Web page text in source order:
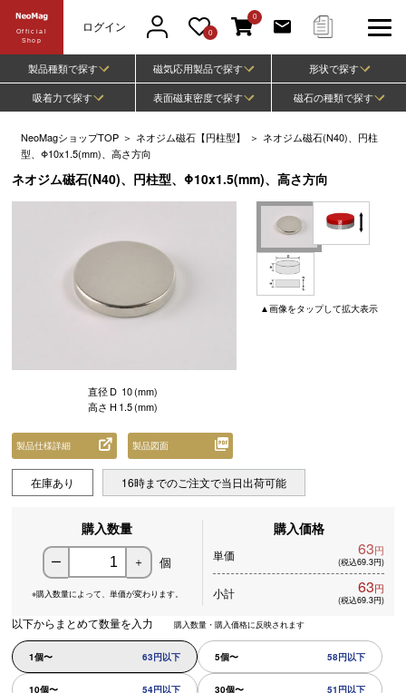
Official
Shop
ログイン 0
0
製品種類で探す 磁気応用製品で探す
形状で探す
吸着力で探す
表面磁束密度で探す 磁石の種類で探す
NeoMagショップTOP ＞ ネオジム磁石【円柱型】 ＞ ネオジム磁石(N40)、円柱
型、Φ10x1.5(mm)、高さ方向
ネオジム磁石(N40)、円柱型、Φ10x1.5(mm)、高さ方向
▲画像をタップして拡大表示
直径 D 10(mm)
高さ H 1.5(mm)
製品仕様詳細 製品図面
在庫あり 16時までのご注文で当日出荷可能
購入数量
ー ＋ 個
※購入数量によって、 単価が変わります。
購入価格
単価 63円
(税込69.3円)
小計 63円
(税込69.3円)
以下からまとめて数量を入力 購入数量・購入価格に反映されます
1個〜 63円以下 5個〜 58円以下
10個〜 54円以下 30個〜 51円以下